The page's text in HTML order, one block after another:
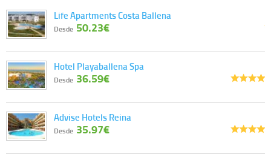
Life Apartments Costa Ballena
Desde 50.23€
Hotel Playaballena Spa
Desde 36.59€
Advise Hotels Reina
Desde 35.97€